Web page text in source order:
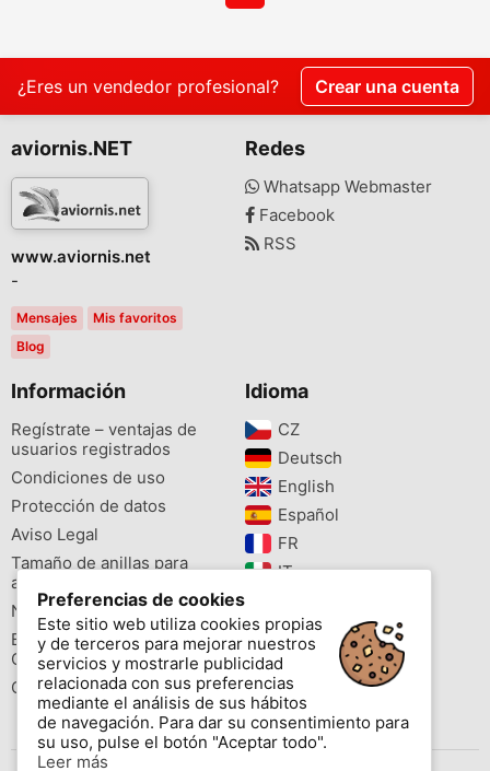
¿Eres un vendedor profesional? Crear una cuenta
aviornis.NET
www.aviornis.net
-
Mensajes
Mis favoritos
Blog
Redes
Whatsapp Webmaster
Facebook
RSS
Información
Regístrate – ventajas de
usuarios registrados
Condiciones de uso
Protección de datos
Aviso Legal
Tamaño de anillas para
aves
Newsletter
Buscador de especies
Cites
Colores de las anillas
Idioma
CZ‎
Deutsch‎
English‎
Español‎
FR‎
IT‎
PL‎
PT‎
Preferencias de cookies
Este sitio web utiliza cookies propias
y de terceros para mejorar nuestros
servicios y mostrarle publicidad
relacionada con sus preferencias
mediante el análisis de sus hábitos
de navegación. Para dar su consentimiento para
su uso, pulse el botón "Aceptar todo".
Leer más